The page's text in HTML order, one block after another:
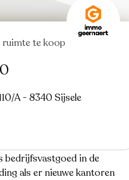
te koop
A - 8340 Sijsele
bedrijfsvastgoed in de
als er nieuwe kantoren